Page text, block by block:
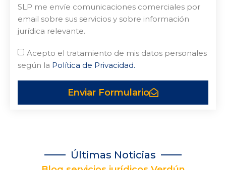
SLP me envíe comunicaciones comerciales por
email sobre sus servicios y sobre información
jurídica relevante.
Acepto el tratamiento de mis datos personales
según la Política de Privacidad.
Enviar Formulario
Últimas Noticias